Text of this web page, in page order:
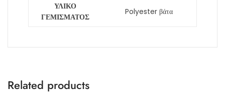
ΥΛΙΚΟ
ΓΕΜΙΣΜΑΤΟΣ
Polyester βάτα
Related products